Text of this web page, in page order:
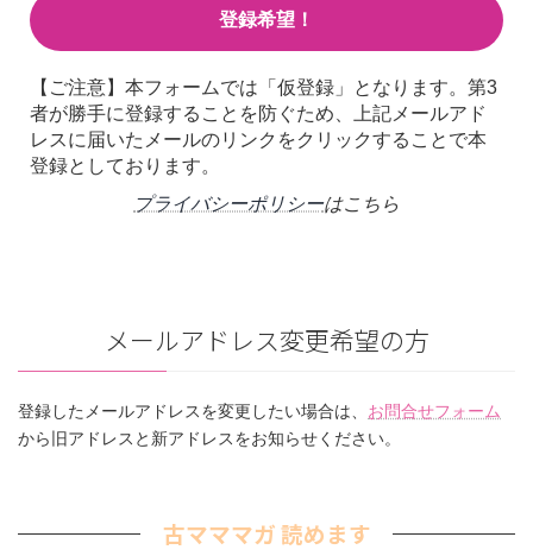
【ご注意】本フォームでは「仮登録」となります。第3
者が勝手に登録することを防ぐため、上記メールアド
レスに届いたメールのリンクをクリックすることで本
登録としております。
プライバシーポリシーはこちら
メールアドレス変更希望の方
登録したメールアドレスを変更したい場合は、 お問合せフォーム
から旧アドレスと新アドレスをお知らせください。
古マママガ 読めます